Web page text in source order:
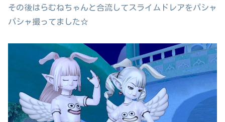
その後はらむねちゃんと合流してスライムドレアをパシャ
パシャ撮ってました☆